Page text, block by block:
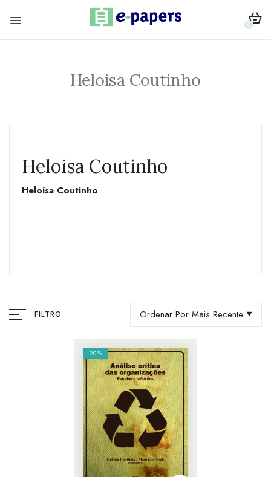
0
Heloisa Coutinho
Heloisa Coutinho
Heloísa Coutinho
FILTRO Ordenar Por Mais Recente
20%